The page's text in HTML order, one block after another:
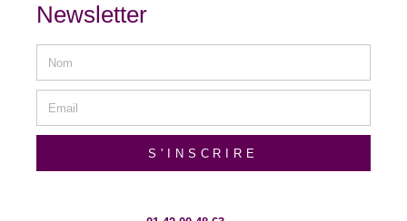
Newsletter
S'INSCRIRE